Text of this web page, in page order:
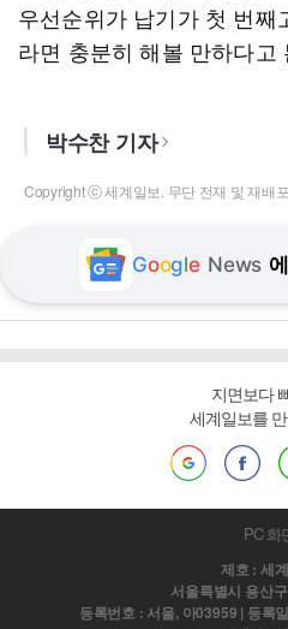
우선순위가 납기가 첫 번째
라면 충분히 해볼 만하다고
박수찬 기자
Copyright ⓒ 세계일보. 무단 전재 및 재배
Google News
지면보다
세계일보를
PC 화
제호 : 세
서울특별시 용산
등록번호 : 서울, 아03959 | 등록